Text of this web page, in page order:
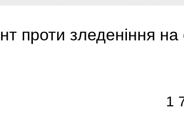
проти зледеніння на
1